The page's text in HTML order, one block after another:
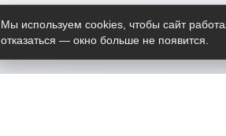
Мы используем cookies, чтобы сайт
отказаться — окно больше не появится.